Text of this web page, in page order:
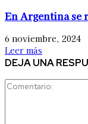
En Argentina se
6 noviembre, 2024
Leer más
DEJA UNA